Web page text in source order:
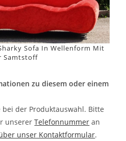
Sofa In Wellenform Mit
Samtstoff
zu diesem oder einem
der Produktauswahl. Bitte
unsererTelefonnummer an
unser Kontaktformular.